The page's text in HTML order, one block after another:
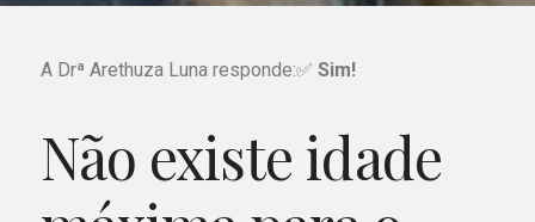
A Drª Arethuza Luna responde:✅ Sim!
Não existe idade